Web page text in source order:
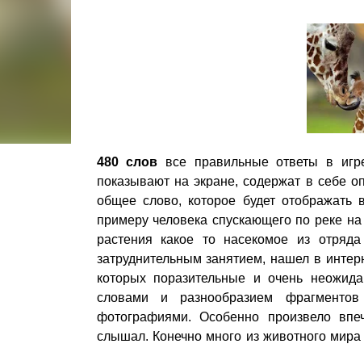
480 слов все правильные ответы в
показывают на экране, содержат в себе
общее слово, которое будет
примеру человека спускающего по реке
растения какое то насекомое из
затруднительным занятием, нашел в
которых поразительные и очень
словами и разнообразием
фотографиями. Особенно произвело
слышал. Конечно много из животного